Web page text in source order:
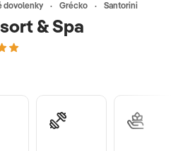
dovolenky Grécko Santorini
& Spa